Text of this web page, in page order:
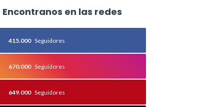
Encontranos en las redes
415.000 Seguidores
670.000 Seguidores
649.000 Seguidores